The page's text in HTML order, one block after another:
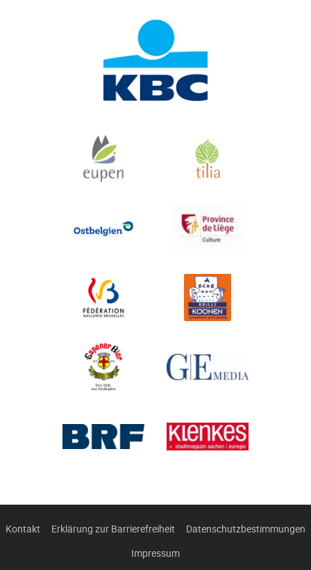
Kontakt Erklärung zur Barrierefreiheit
Datenschutzbestimmungen
Impressum